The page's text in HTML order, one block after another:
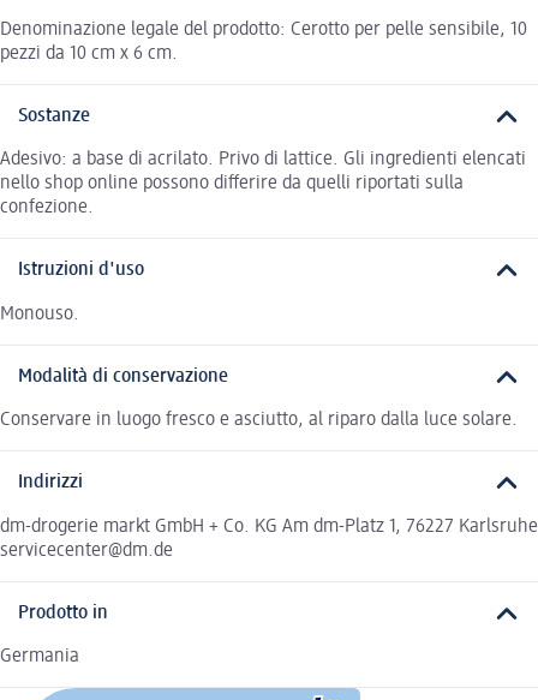
Denominazione legale del prodotto: Cerotto per pelle sensibile, 10
pezzi da 10 cm x 6 cm.
Sostanze
Adesivo: a base di acrilato. Privo di lattice. Gli ingredienti elencati
nello shop online possono differire da quelli riportati sulla
confezione.
Istruzioni d'uso
Monouso.
Modalità di conservazione
Conservare in luogo fresco e asciutto, al riparo dalla luce solare.
Indirizzi
dm-drogerie markt GmbH + Co. KG Am dm-Platz 1, 76227 Karlsruhe
servicecenter@dm.de
Prodotto in
Germania